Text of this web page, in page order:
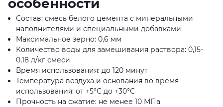
особенности
Состав: смесь белого цемента с минеральными
наполнителями и специальными добавками
Максимальное зерно: 0,6 мм
Количество воды для замешивания раствора: 0,15-
0,18 л/кг смеси
Время использования: до 120 минут
Температура воздуха и основания во время
использования: от +5°С до +30°С
Прочность на сжатие: не менее 10 МПа